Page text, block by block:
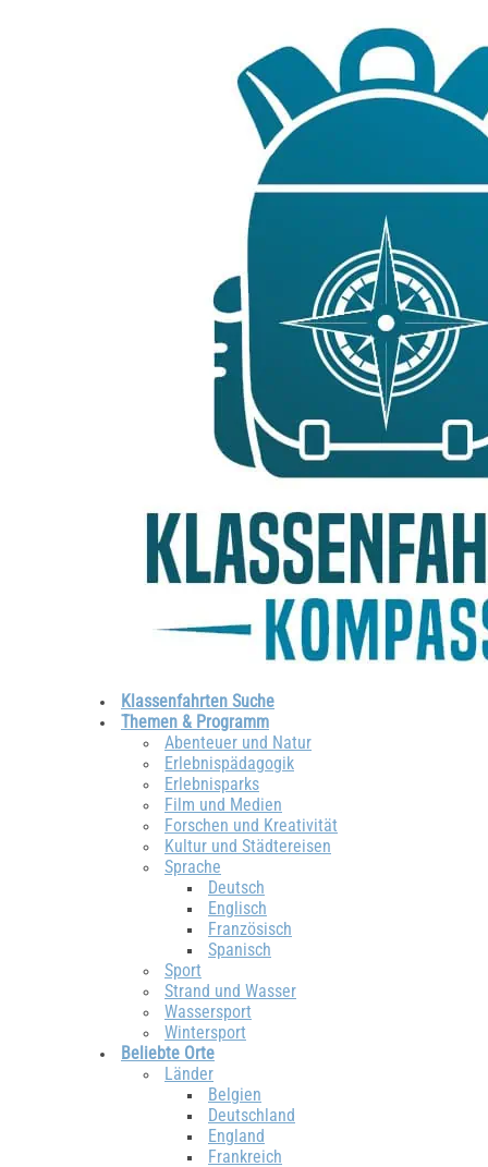
Klassenfahrten Suche
Themen & Programm
Abenteuer und Natur
Erlebnispädagogik
Erlebnisparks
Film und Medien
Forschen und Kreativität
Kultur und Städtereisen
Sprache
Deutsch
Englisch
Französisch
Spanisch
Sport
Strand und Wasser
Wassersport
Wintersport
Beliebte Orte
Länder
Belgien
Deutschland
England
Frankreich